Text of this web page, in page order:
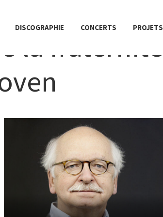
DISCOGRAPHIE CONCERTS PROJETS
la fraternité